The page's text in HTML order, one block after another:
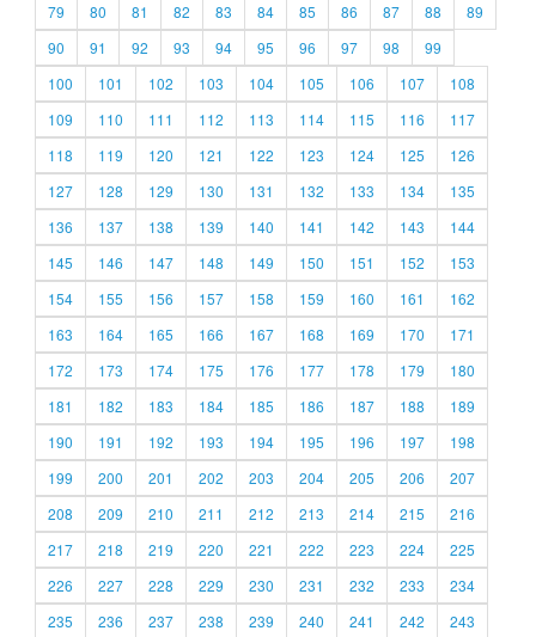
79
80 81 82 83 84 85 86 87 88
89
90
91 92 93 94 95 96 97 98
99
100
101 102 103 104 105 106 107
108
109
110 111 112 113 114 115 116
117
118
119 120 121 122 123 124 125
126
127
128 129 130 131 132 133 134
135
136
137 138 139 140 141 142 143
144
145
146 147 148 149 150 151 152
153
154
155 156 157 158 159 160 161
162
163
164 165 166 167 168 169 170
171
172
173 174 175 176 177 178 179
180
181
182 183 184 185 186 187 188
189
190
191 192 193 194 195 196 197
198
199
200 201 202 203 204 205 206
207
208
209 210 211 212 213 214 215
216
217
218 219 220 221 222 223 224
225
226
227 228 229 230 231 232 233
234
235
236 237 238 239 240 241 242 243